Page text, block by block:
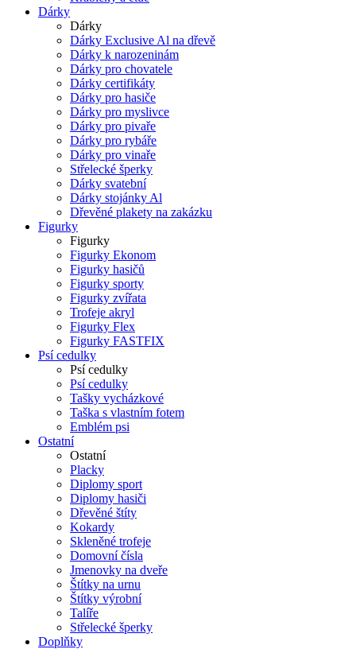
Dárky
Dárky
Dárky Exclusive Al na dřevě
Dárky k narozeninám
Dárky pro chovatele
Dárky certifikáty
Dárky pro hasiče
Dárky pro myslivce
Dárky pro pivaře
Dárky pro rybáře
Dárky pro vinaře
Střelecké šperky
Dárky svatební
Dárky stojánky Al
Dřevěné plakety na zakázku
Figurky
Figurky
Figurky Ekonom
Figurky hasičů
Figurky sporty
Figurky zvířata
Trofeje akryl
Figurky Flex
Figurky FASTFIX
Psí cedulky
Psí cedulky
Psí cedulky
Tašky vycházkové
Taška s vlastním fotem
Emblém psi
Ostatní
Ostatní
Placky
Diplomy sport
Diplomy hasiči
Dřevěné štíty
Kokardy
Skleněné trofeje
Domovní čísla
Jmenovky na dveře
Štítky na urnu
Štítky výrobní
Talíře
Střelecké šperky
Doplňky